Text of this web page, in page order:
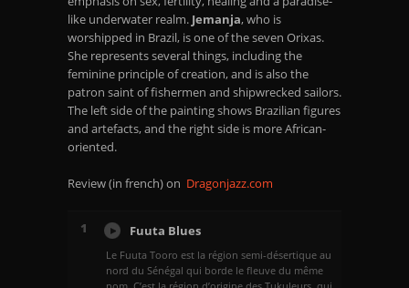
like underwater realm. Jemanja, who is
worshipped in Brazil, is one of the seven Orixas.
She represents several things, including the
feminine principle of creation, and is also the
patron saint of fishermen and shipwrecked sailors.
The left side of the painting shows Brazilian figures
and artefacts, and the right side is more African-
oriented.
Review (in french) on Dragonjazz.com
1 Fuuta Blues
Le Fuuta Tooro est la région semi-désertique au
nord du Sénégal qui borde le fleuve du même